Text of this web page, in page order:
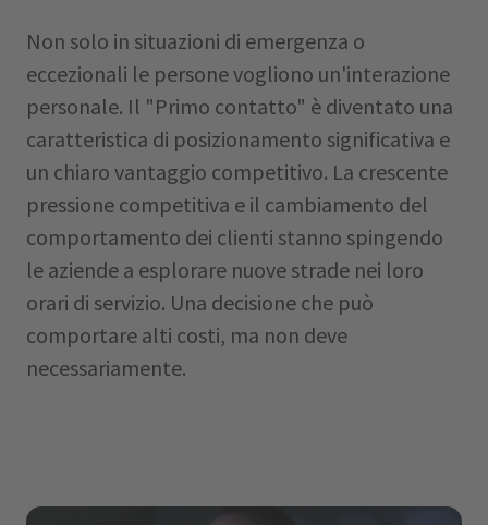
Non solo in situazioni di emergenza o
eccezionali le persone vogliono un'interazione
personale. Il "Primo contatto" è diventato una
caratteristica di posizionamento significativa e
un chiaro vantaggio competitivo. La crescente
pressione competitiva e il cambiamento del
comportamento dei clienti stanno spingendo
le aziende a esplorare nuove strade nei loro
orari di servizio. Una decisione che può
comportare alti costi, ma non deve
necessariamente.